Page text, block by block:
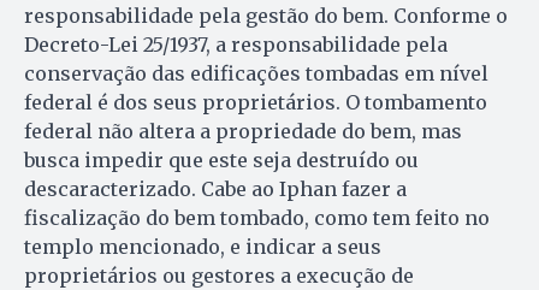
responsabilidade pela gestão do bem. Conforme o
Decreto-Lei 25/1937, a responsabilidade pela
conservação das edificações tombadas em nível
federal é dos seus proprietários. O tombamento
federal não altera a propriedade do bem, mas
busca impedir que este seja destruído ou
descaracterizado. Cabe ao Iphan fazer a
fiscalização do bem tombado, como tem feito no
templo mencionado, e indicar a seus
proprietários ou gestores a execução de